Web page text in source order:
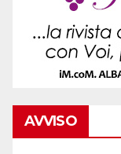
AVVISO